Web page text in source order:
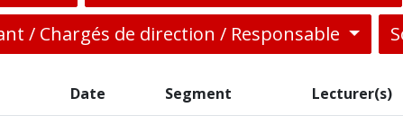
/ Chargés de direction / Responsable
Date Segment Lecturer(s)